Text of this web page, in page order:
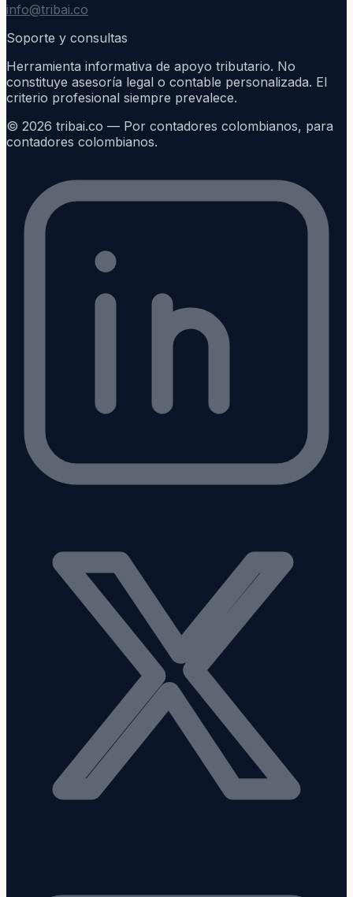
info@tribai.co
Soporte y consultas
Herramienta informativa de apoyo tributario. No
constituye asesoría legal o contable personalizada. El
criterio profesional siempre prevalece.
© 2026 tribai.co — Por contadores colombianos, para
contadores colombianos.